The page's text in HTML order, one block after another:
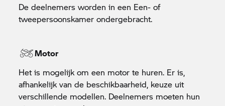
De deelnemers worden in een Een- of
tweepersoonskamer ondergebracht.
Motor
Het is mogelijk om een motor te huren. Er is,
afhankelijk van de beschikbaarheid, keuze uit
verschillende modellen. Deelnemers moeten hun